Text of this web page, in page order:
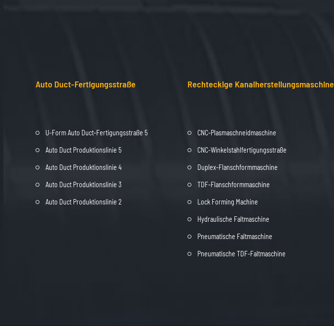
Auto Duct-Fertigungsstraße
U-Form Auto Duct-Fertigungsstraße 5
Auto Duct Produktionslinie 5
Auto Duct Produktionslinie 4
Auto Duct Produktionslinie 3
Auto Duct Produktionslinie 2
Rechteckige Kanalherstellungsmaschine
CNC-Plasmaschneidmaschine
CNC-Winkelstahlfertigungsstraße
Duplex-Flanschformmaschine
TDF-Flanschformmaschine
Lock Forming Machine
Hydraulische Faltmaschine
Pneumatische Faltmaschine
Pneumatische TDF-Faltmaschine